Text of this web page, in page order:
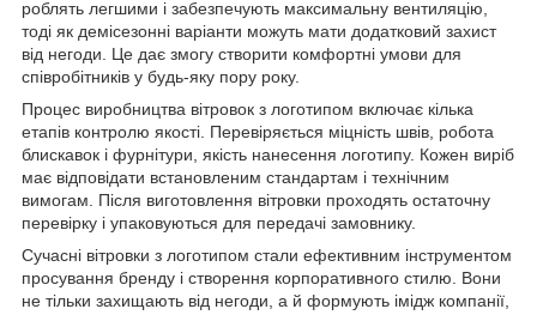
роблять легшими і забезпечують максимальну вентиляцію,
тоді як демісезонні варіанти можуть мати додатковий захист
від негоди. Це дає змогу створити комфортні умови для
співробітників у будь-яку пору року.
Процес виробництва вітровок з логотипом включає кілька
етапів контролю якості. Перевіряється міцність швів, робота
блискавок і фурнітури, якість нанесення логотипу. Кожен виріб
має відповідати встановленим стандартам і технічним
вимогам. Після виготовлення вітровки проходять остаточну
перевірку і упаковуються для передачі замовнику.
Сучасні вітровки з логотипом стали ефективним інструментом
просування бренду і створення корпоративного стилю. Вони
не тільки захищають від негоди, а й формують імідж компанії,